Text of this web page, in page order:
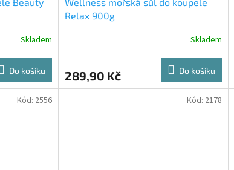
Skladem
Do košíku
Relax 900g
Skladem
289,90 Kč Do košíku
Kód: 2556 Kód: 2178